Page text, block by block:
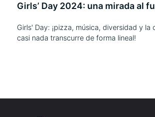
Girls’ Day 2024: una mirada al
Girls' Day: ¡pizza, música, diversidad y la
casi nada transcurre de forma lineal!